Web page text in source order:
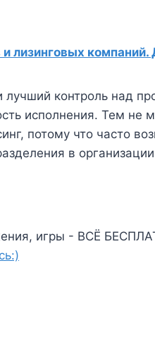
лизинговых компаний.
контроль над
исполнения. Тем не
потому что часто
в
игры - ВСЁ